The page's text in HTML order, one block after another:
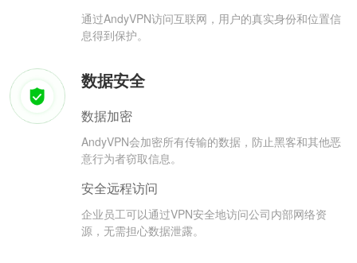
通过AndyVPN访问互联网，用户的真实身份和位置信
息得到保护。
数据安全
数据加密
AndyVPN会加密所有传输的数据，防止黑客和其他恶
意行为者窃取信息。
安全远程访问
企业员工可以通过VPN安全地访问公司内部网络资
源，无需担心数据泄露。